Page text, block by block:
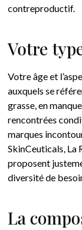
contreproductif.
Votre
Votre âge et
auxquels se
grasse, en
rencontrées
marques
SkinCeuticals, La
proposent
diversité de
La